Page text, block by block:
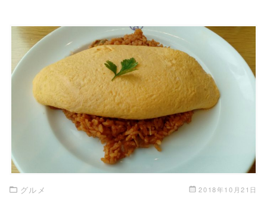
この記事を読む
グルメ 2018年10月21日